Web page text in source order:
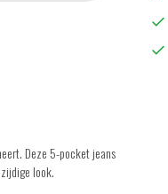
Deze 5-pocket jeans
look.